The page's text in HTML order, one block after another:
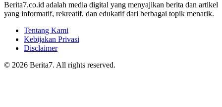
Berita7.co.id adalah media digital yang menyajikan berita dan artikel
yang informatif, rekreatif, dan edukatif dari berbagai topik menarik.
Tentang Kami
Kebijakan Privasi
Disclaimer
© 2026 Berita7. All rights reserved.